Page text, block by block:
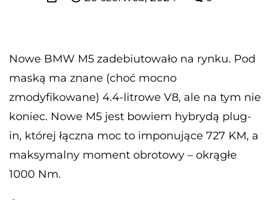
Nowe BMW M5 zadebiutowało na rynku. Pod
maską ma znane (choć mocno
zmodyfikowane) 4.4-litrowe V8, ale na tym nie
koniec. Nowe M5 jest bowiem hybrydą plug-
in, której łączna moc to imponujące 727 KM, a
maksymalny moment obrotowy – okrągłe
1000 Nm.